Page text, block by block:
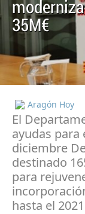
35M€
Aragón Hoy
El
ayudas para
diciembre
destinado
para
hasta el 2021